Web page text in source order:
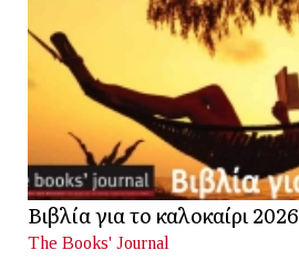
Βιβλία για το καλοκαίρι 2026
The Books' Journal